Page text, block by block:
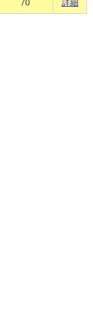
70 詳細